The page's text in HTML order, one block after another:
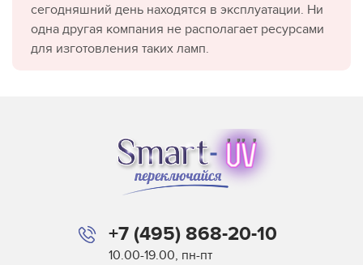
сегодняшний день находятся в эксплуатации. Ни
одна другая компания не располагает ресурсами
для изготовления таких ламп.
+7 (495) 868-20-10
10.00-19.00, пн-пт